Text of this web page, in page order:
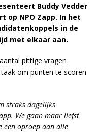
Buddy Vedder
op NPO Zapp. In het
in de
met elkaar aan.
pittige vragen
om punten te scoren
straks dagelijks
We gaan maar liefst
een oproep aan alle